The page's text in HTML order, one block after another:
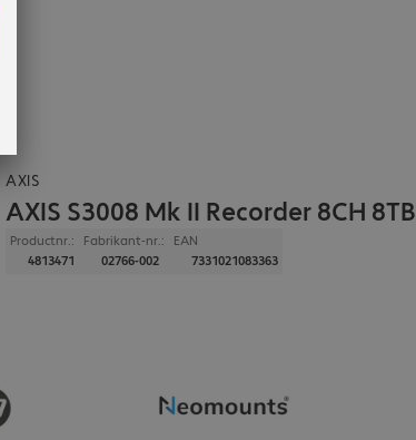
AXIS
AXIS S3008 Mk II Recorder 8CH 8TB
Productnr.:
4813471
Fabrikant-nr.:
02766-002
EAN
7331021083363